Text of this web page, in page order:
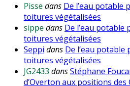
Pisse dans De l’eau potable
toitures végétalisées
sippe dans De l’eau
toitures végétalisées
Seppi dans De l’eau
toitures végétalisées
JG2433 dansStéphane
d’Overton aux positions des